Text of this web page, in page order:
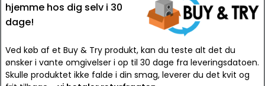
hjemme hos dig selv i 30
dage!
Ved køb af et Buy & Try produkt, kan du teste alt det du
ønsker i vante omgivelser i op til 30 dage fra leveringsdatoen.
Skulle produktet ikke falde i din smag, leverer du det kvit og